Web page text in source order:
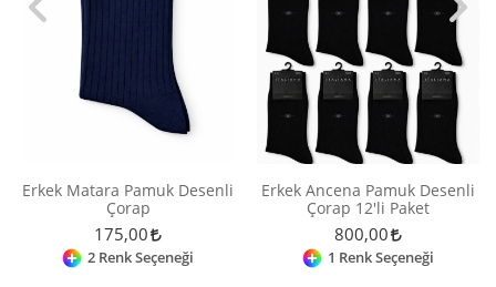
Erkek Matara Pamuk Desenli
Çorap
175,00
2 Renk Seçeneği
Erkek Ancena Pamuk Desenli
Çorap 12'li Paket
800,00
1 Renk Seçeneği